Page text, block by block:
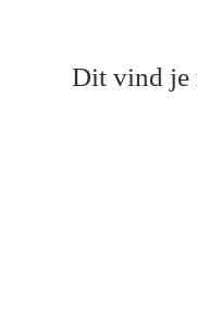
Dit vind je